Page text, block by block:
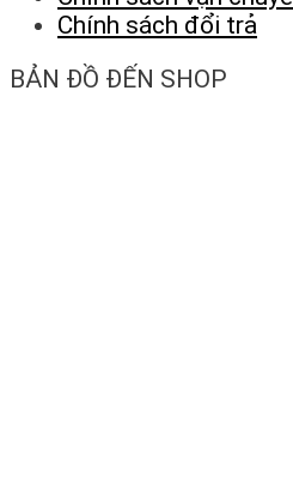
Chính sách đổi trả
BẢN ĐỒ ĐẾN SHOP